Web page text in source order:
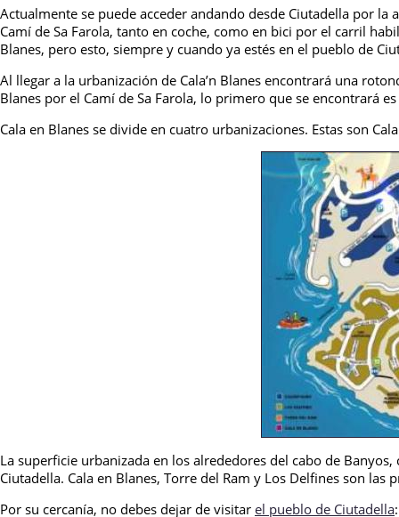
Actualmente se puede acceder andando desde Ciutadella por
Camí de Sa Farola, tanto en coche, como en bici por el carril
Blanes, pero esto, siempre y cuando ya estés en el pueblo de
Al llegar a la urbanización de Cala’n Blanes encontrará una
Blanes por el Camí de Sa Farola, lo primero que se encontrará
Cala en Blanes se divide en cuatro urbanizaciones. Estas son
La superficie urbanizada en los alrededores del cabo de
Ciutadella. Cala en Blanes, Torre del Ram y Los Delfines son las
Por su cercanía, no debes dejar de visitar el pueblo de Ciutadella